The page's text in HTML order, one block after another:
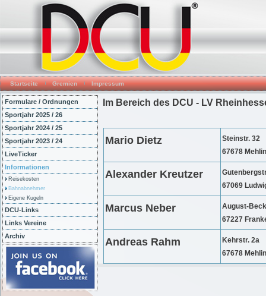
Startseite Gremien Impressum
Formulare / Ordnungen
Sportjahr 2025 / 26
Sportjahr 2024 / 25
Sportjahr 2023 / 24
LiveTicker
Informationen
Reisekosten
Bahnabnehmer
Eigene Kugeln
DCU-Links
Links Vereine
Archiv
Im Bereich des DCU - LV
Mario Dietz
Steinstr. 32
67678
Alexander Kreutzer
67069
Marcus Neber
August-
67227
Andreas Rahm
Kehrstr. 2a
67678